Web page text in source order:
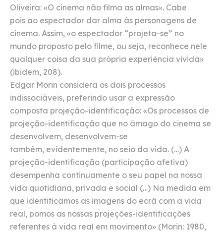
Oliveira: «O cinema não filma as almas». Cabe
pois ao espectador dar alma às personagens de
cinema. Assim, «o espectador “projeta-se” no
mundo proposto pelo filme, ou seja, reconhece nele
qualquer coisa da sua própria experiência vivida»
(ibidem, 208).
Edgar Morin considera os dois processos
indissociáveis, preferindo usar a expressão
composta projeção-identificação: «Os processos de
projeção-identificação que no âmago do cinema se
desenvolvem, desenvolvem-se
também, evidentemente, no seio da vida. (…) A
projeção-identificação (participação afetiva)
desempenha continuamente o seu papel na nossa
vida quotidiana, privada e social (…) Na medida em
que identificamos as imagens do ecrã com a vida
real, pomos as nossas projeções-identificações
referentes à vida real em movimento» (Morin: 1980,